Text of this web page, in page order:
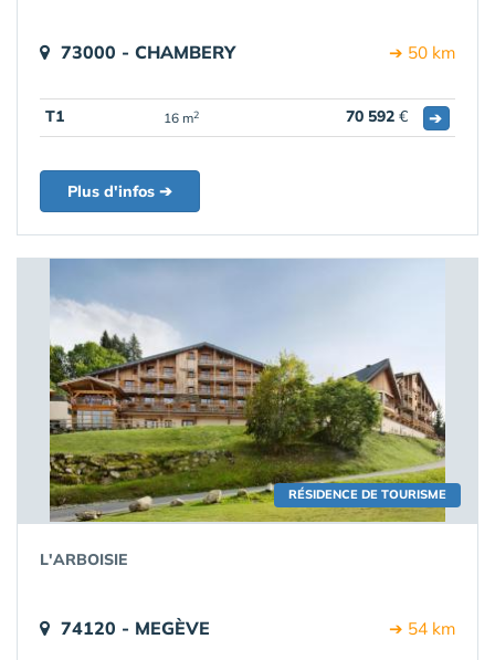
73000 - CHAMBERY ➔ 50 km
T1 16 m2 70 592 € ➔
Plus d'infos ➔
RÉSIDENCE DE TOURISME
L'ARBOISIE
74120 - MEGÈVE ➔ 54 km